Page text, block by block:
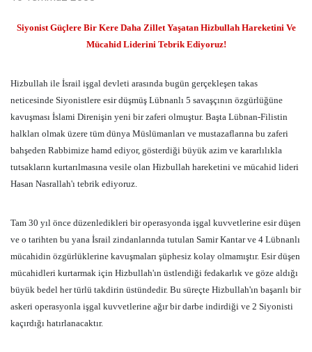
Siyonist Güçlere Bir Kere Daha Zillet Yaşatan Hizbullah Hareketini Ve
Mücahid Liderini Tebrik Ediyoruz!
Hizbullah ile İsrail işgal devleti arasında bugün gerçekleşen takas
neticesinde Siyonistlere esir düşmüş Lübnanlı 5 savaşçının özgürlüğüne
kavuşması İslami Direnişin yeni bir zaferi olmuştur. Başta Lübnan-Filistin
halkları olmak üzere tüm dünya Müslümanları ve mustazaflarına bu zaferi
bahşeden Rabbimize hamd ediyor, gösterdiği büyük azim ve kararlılıkla
tutsakların kurtarılmasına vesile olan Hizbullah hareketini ve mücahid lideri
Hasan Nasrallah'ı tebrik ediyoruz.
Tam 30 yıl önce düzenledikleri bir operasyonda işgal kuvvetlerine esir düşen
ve o tarihten bu yana İsrail zindanlarında tutulan Samir Kantar ve 4 Lübnanlı
mücahidin özgürlüklerine kavuşmaları şüphesiz kolay olmamıştır. Esir düşen
mücahidleri kurtarmak için Hizbullah'ın üstlendiği fedakarlık ve göze aldığı
büyük bedel her türlü takdirin üstündedir. Bu süreçte Hizbullah'ın başarılı bir
askeri operasyonla işgal kuvvetlerine ağır bir darbe indirdiği ve 2 Siyonisti
kaçırdığı hatırlanacaktır.